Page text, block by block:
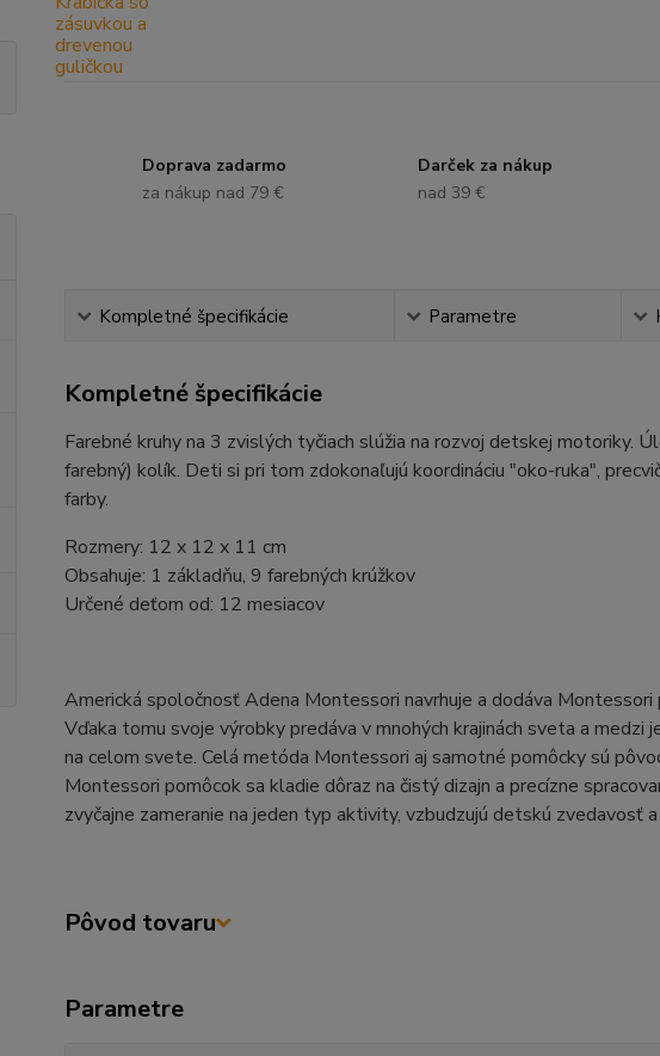
Doprava zadarmo
za nákup nad 79 €
Darček za nákup
nad 39 €
Kompletné špecifikácie Parametre
Kompletné špecifikácie
Farebné kruhy na 3 zvislých tyčiach slúžia na rozvoj detskej motoriky.
farebný) kolík. Deti si pri tom zdokonaľujú koordináciu "oko-ruka",
farby.
Rozmery: 12 x 12 x 11 cm
Obsahuje: 1 základňu, 9 farebných krúžkov
Určené deťom od: 12 mesiacov
Americká spoločnosť Adena Montessori navrhuje a dodáva
Vďaka tomu svoje výrobky predáva v mnohých krajinách sveta a
na celom svete. Celá metóda Montessori aj samotné pomôcky sú
Montessori pomôcok sa kladie dôraz na čistý dizajn a precízne
zvyčajne zameranie na jeden typ aktivity, vzbudzujú detskú zvedavosť
Pôvod tovaru
Parametre